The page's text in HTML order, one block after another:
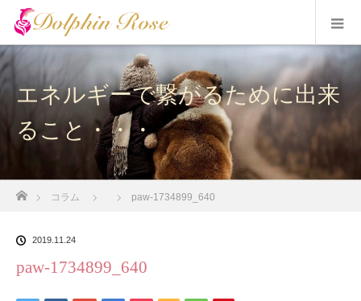
エネルギーで繋がるために出来
ること・・・
コラム paw-1734899_640
2019.11.24
paw-1734899_640